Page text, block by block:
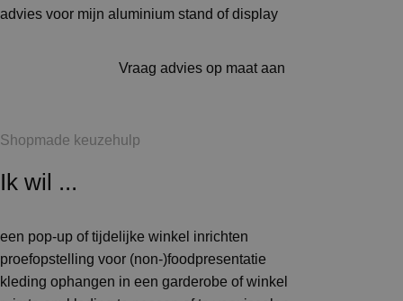
advies voor mijn aluminium stand of display
Vraag advies op maat aan
Shopmade keuzehulp
Ik wil ...
een pop-up of tijdelijke winkel inrichten
proefopstelling voor (non-)foodpresentatie
kleding ophangen in een garderobe of winkel